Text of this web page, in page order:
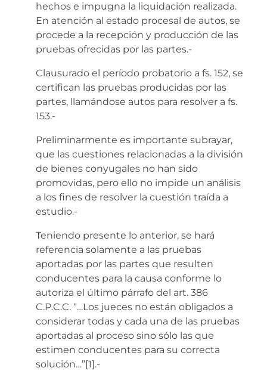
hechos e impugna la liquidación realizada.
En atención al estado procesal de autos, se
procede a la recepción y producción de las
pruebas ofrecidas por las partes.-
Clausurado el período probatorio a fs. 152, se
certifican las pruebas producidas por las
partes, llamándose autos para resolver a fs.
153.-
Preliminarmente es importante subrayar,
que las cuestiones relacionadas a la división
de bienes conyugales no han sido
promovidas, pero ello no impide un análisis
a los fines de resolver la cuestión traída a
estudio.-
Teniendo presente lo anterior, se hará
referencia solamente a las pruebas
aportadas por las partes que resulten
conducentes para la causa conforme lo
autoriza el último párrafo del art. 386
C.P.C.C. “…Los jueces no están obligados a
considerar todas y cada una de las pruebas
aportadas al proceso sino sólo las que
estimen conducentes para su correcta
solución…”[1].-